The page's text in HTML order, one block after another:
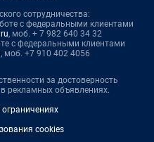
сотрудничества:
с федеральными клиентами
, моб. + 7 982 640 34 32
с федеральными клиентами
, моб. +7 910 402 4056
за достоверность
рекламных объявлениях.
cookies